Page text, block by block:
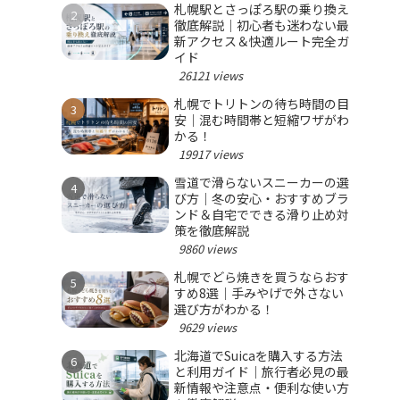
札幌駅とさっぽろ駅の乗り換え
徹底解説｜初心者も迷わない最
新アクセス＆快適ルート完全ガ
イド
26121 views
札幌でトリトンの待ち時間の目
安｜混む時間帯と短縮ワザがわ
かる！
19917 views
雪道で滑らないスニーカーの選
び方｜冬の安心・おすすめブラ
ンド＆自宅でできる滑り止め対
策を徹底解説
9860 views
札幌でどら焼きを買うならおす
すめ8選｜手みやげで外さない
選び方がわかる！
9629 views
北海道でSuicaを購入する方法
と利用ガイド｜旅行者必見の最
新情報や注意点・便利な使い方